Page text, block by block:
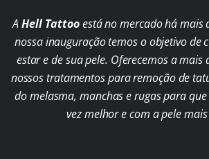
AHell Tattooestá no mercado há mais
nossa inauguração temos o objetivo de
estar e de sua pele. Oferecemos a mais
nossos tratamentos para remoção de
do melasma, manchas e rugas para
vez melhor e com a pele